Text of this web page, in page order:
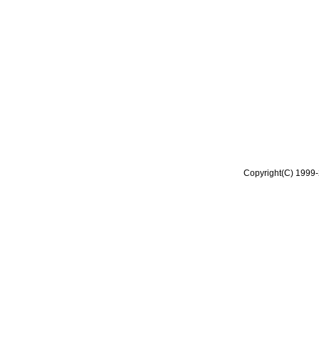
Copyright(C)